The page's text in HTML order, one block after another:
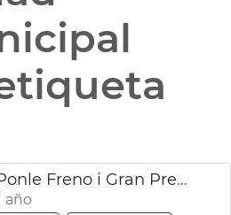
Trànsit Carrera Ponle Freno i Gran Premi Ciclisme València
año